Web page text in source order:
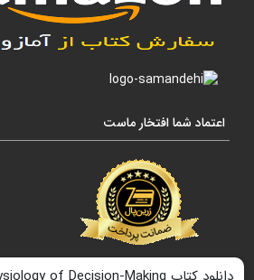
اعتماد شما افتخار ماست